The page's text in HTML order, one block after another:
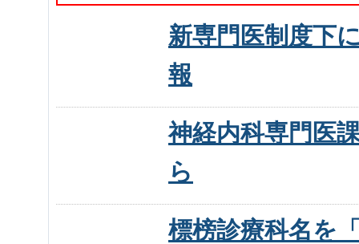
新専門医制度下
報
神経内科専門医
ら
標榜診療科名を